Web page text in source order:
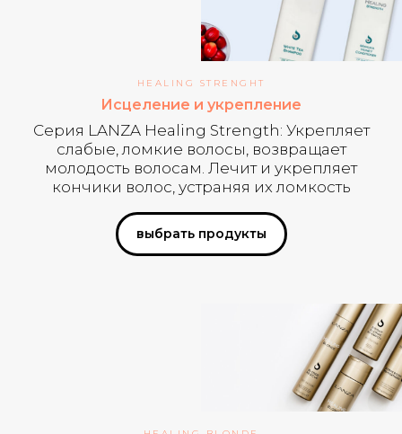
HEALING STRENGHT
Исцеление и укрепление
Серия LANZA Healing Strength: Укрепляет
слабые, ломкие волосы, возвращает
молодость волосам. Лечит и укрепляет
кончики волос, устраняя их ломкость
выбрать продукты